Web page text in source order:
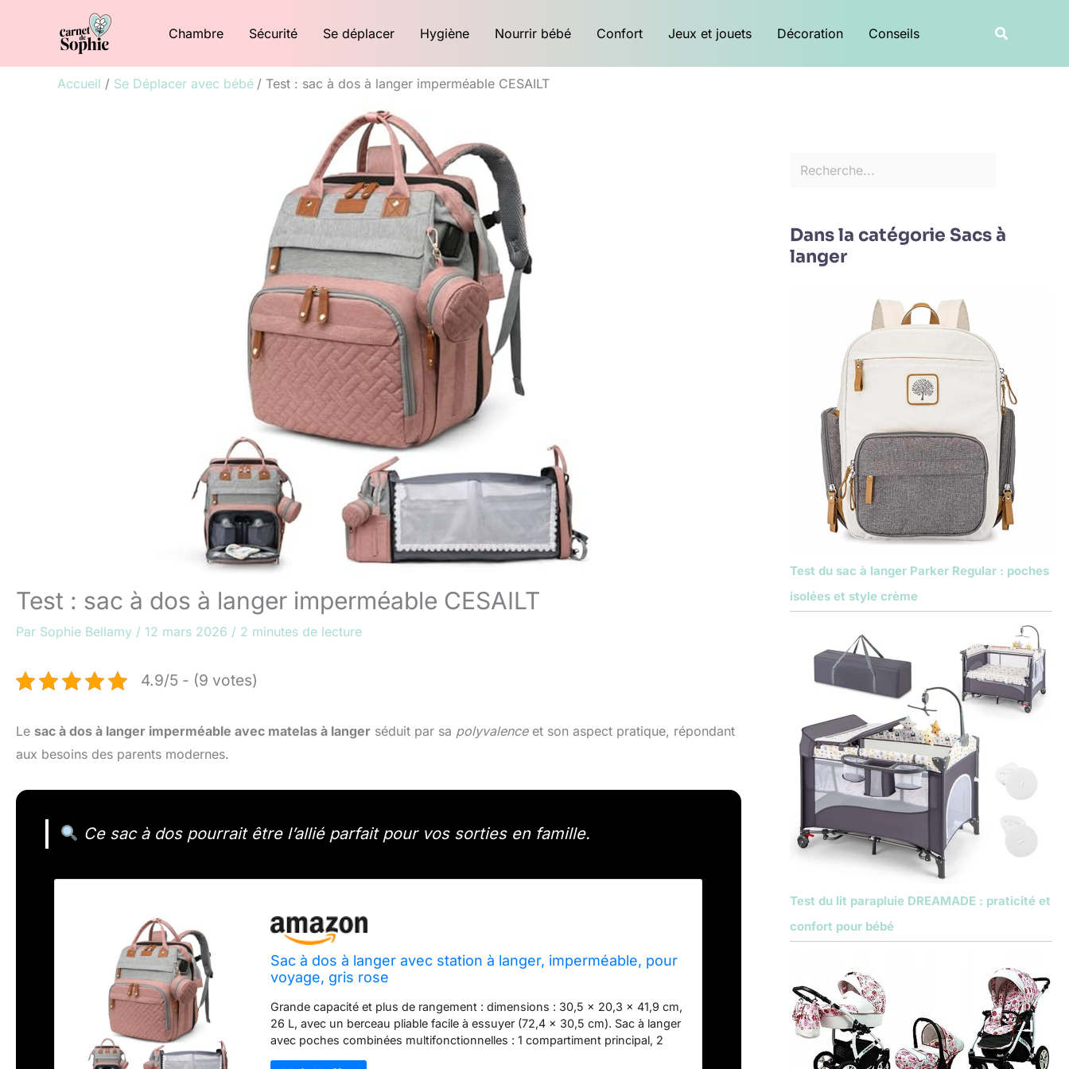
Chambre Sécurité Se déplacer Hygiène Nourrir bébé Confort Jeux et jouets Décoration Conseils
Accueil Se Déplacer avec bébé Test : sac à dos à langer imperméable CESAILT
Test : sac à dos à langer imperméable CESAILT
Par Sophie Bellamy / 12 mars 2026 / 2 minutes de lecture
4.9/5 - (9 votes)
Le sac à dos à langer imperméable avec matelas à langer séduit par sa polyvalenceet son aspect pratique, répondant
aux besoins des parents modernes.
Ce sac à dos pourrait être l’allié parfait pour vos sorties en famille.
Sac à dos à langer avec station à langer, imperméable, pour
voyage, gris rose
Grande capacité et plus de rangement : dimensions : 30,5 x 20,3 x 41,9 cm,
26 L, avec un berceau pliable facile à essuyer (72,4 x 30,5 cm). Sac à langer
avec poches combinées multifonctionnelles : 1 compartiment principal, 2
e
c
rDans la catégorie Sacs à
langer
Test du sac à langer Parker Regular : poches
isolées et style crème
Test du lit parapluie DREAMADE : praticité et
confort pour bébé